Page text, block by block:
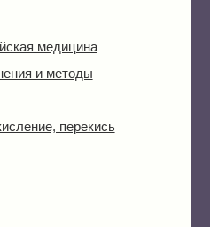
медицина
и методы
перекись